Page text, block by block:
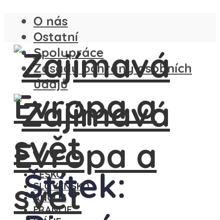
O nás
Ostatní
Spolupráce
Zásady ochrany osobních
údajů
ČESKO
SLOVENSKO
ANGLIE
FRANCIE
Štítek: